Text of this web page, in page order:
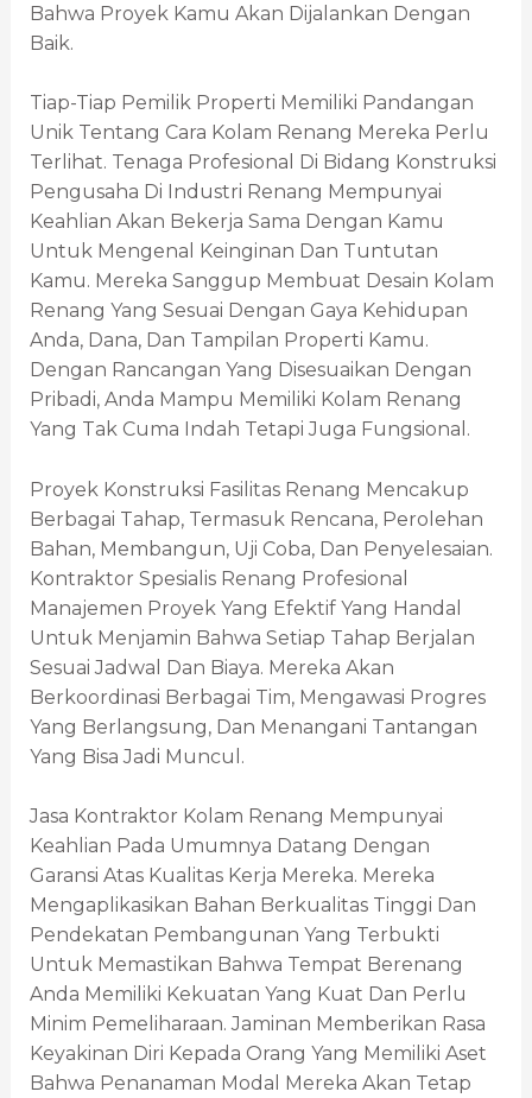
Bahwa Proyek Kamu Akan Dijalankan Dengan
Baik.
Tiap-Tiap Pemilik Properti Memiliki Pandangan
Unik Tentang Cara Kolam Renang Mereka Perlu
Terlihat. Tenaga Profesional Di Bidang Konstruksi
Pengusaha Di Industri Renang Mempunyai
Keahlian Akan Bekerja Sama Dengan Kamu
Untuk Mengenal Keinginan Dan Tuntutan
Kamu. Mereka Sanggup Membuat Desain Kolam
Renang Yang Sesuai Dengan Gaya Kehidupan
Anda, Dana, Dan Tampilan Properti Kamu.
Dengan Rancangan Yang Disesuaikan Dengan
Pribadi, Anda Mampu Memiliki Kolam Renang
Yang Tak Cuma Indah Tetapi Juga Fungsional.
Proyek Konstruksi Fasilitas Renang Mencakup
Berbagai Tahap, Termasuk Rencana, Perolehan
Bahan, Membangun, Uji Coba, Dan Penyelesaian.
Kontraktor Spesialis Renang Profesional
Manajemen Proyek Yang Efektif Yang Handal
Untuk Menjamin Bahwa Setiap Tahap Berjalan
Sesuai Jadwal Dan Biaya. Mereka Akan
Berkoordinasi Berbagai Tim, Mengawasi Progres
Yang Berlangsung, Dan Menangani Tantangan
Yang Bisa Jadi Muncul.
Jasa Kontraktor Kolam Renang Mempunyai
Keahlian Pada Umumnya Datang Dengan
Garansi Atas Kualitas Kerja Mereka. Mereka
Mengaplikasikan Bahan Berkualitas Tinggi Dan
Pendekatan Pembangunan Yang Terbukti
Untuk Memastikan Bahwa Tempat Berenang
Anda Memiliki Kekuatan Yang Kuat Dan Perlu
Minim Pemeliharaan. Jaminan Memberikan Rasa
Keyakinan Diri Kepada Orang Yang Memiliki Aset
Bahwa Penanaman Modal Mereka Akan Tetap